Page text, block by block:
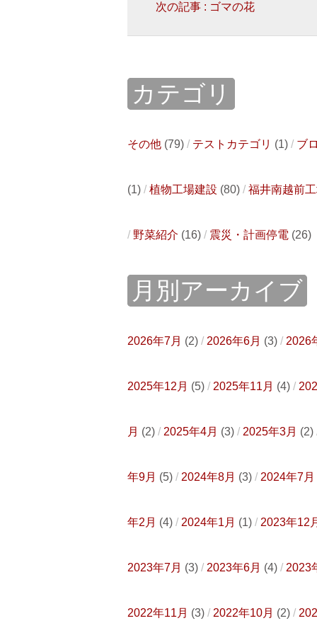
次の記事 : ゴマの花
カテゴリ
その他 (79) テストカテゴリ (1) ブ
(1) 植物工場建設 (80) 福井南越前
野菜紹介 (16) 震災・計画停電 (26)
月別アーカイブ
2026年7月 (2) 2026年6月 (3) 2026
2025年12月 (5) 2025年11月 (4)
月 (2) 2025年4月 (3) 2025年3月 (2)
年9月 (5) 2024年8月 (3) 2024年7月
年2月 (4) 2024年1月 (1) 2023年12
2023年7月 (3) 2023年6月 (4) 2023
2022年11月 (3) 2022年10月 (2)